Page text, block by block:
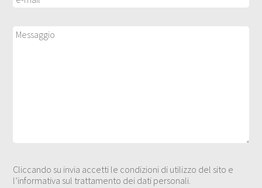
Cliccando su invia accetti le condizioni di utilizzo del sito e
l’informativa sul trattamento dei dati personali.